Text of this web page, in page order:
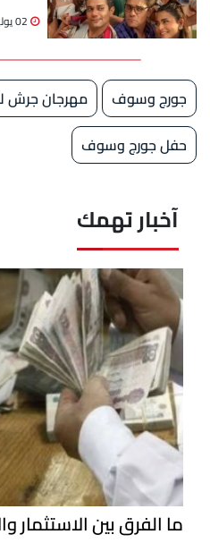
02 يوليو 2026 04:01 م
جورج وسوف
مهرجان جرش
حفل جورج وسوف
آخبار تهمك
ما الفرق بين الاستثمار